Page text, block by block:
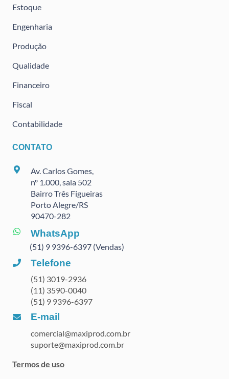
Estoque
Engenharia
Produção
Qualidade
Financeiro
Fiscal
Contabilidade
CONTATO
Av. Carlos Gomes,
nº 1.000, sala 502
Bairro Três Figueiras
Porto Alegre/RS
90470-282
WhatsApp
(51) 9 9396-6397 (Vendas)
Telefone
(51) 3019-2936
(11) 3590-0040
(51) 9 9396-6397
E-mail
comercial@maxiprod.com.br
suporte@maxiprod.com.br
Termos de uso